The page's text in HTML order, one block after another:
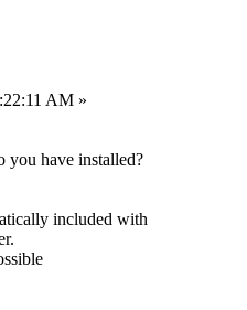
AM »
you have installed?
included with